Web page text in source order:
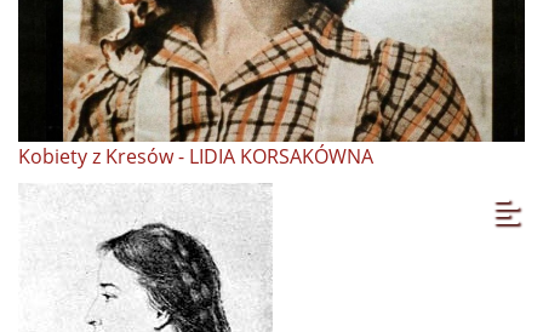
Kobiety z Kresów - LIDIA KORSAKÓWNA